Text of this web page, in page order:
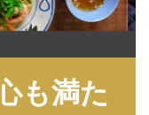
も満た